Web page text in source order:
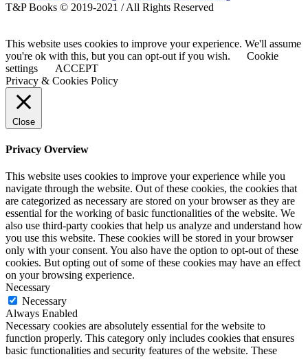
T&P Books © 2019-2021 / All Rights Reserved
This website uses cookies to improve your experience. We'll assume
you're ok with this, but you can opt-out if you wish.
Cookie
settings
ACCEPT
Privacy & Cookies Policy
Close
Privacy Overview
This website uses cookies to improve your experience while you
navigate through the website. Out of these cookies, the cookies that
are categorized as necessary are stored on your browser as they are
essential for the working of basic functionalities of the website. We
also use third-party cookies that help us analyze and understand how
you use this website. These cookies will be stored in your browser
only with your consent. You also have the option to opt-out of these
cookies. But opting out of some of these cookies may have an effect
on your browsing experience.
Necessary
Necessary
Always Enabled
Necessary cookies are absolutely essential for the website to
function properly. This category only includes cookies that ensures
basic functionalities and security features of the website. These